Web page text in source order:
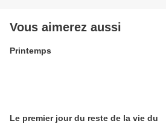
Vous aimerez aussi
Printemps
Le premier jour du reste de la vie du